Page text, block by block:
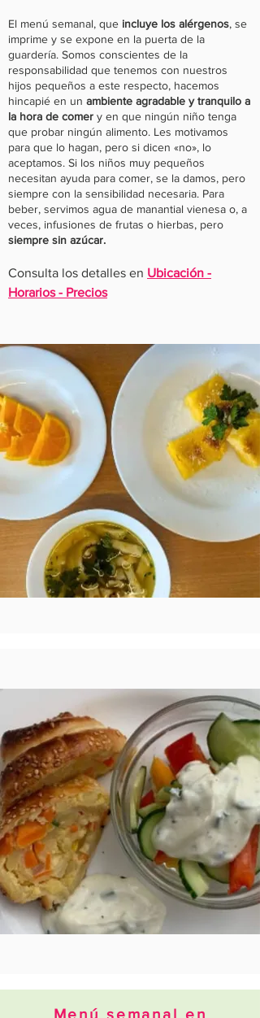
El menú semanal, que incluye los alérgenos, se
imprime y se expone en la puerta de la
guardería. Somos conscientes de la
responsabilidad que tenemos con nuestros
hijos pequeños a este respecto, hacemos
hincapié en un ambiente agradable y tranquilo a
la hora de comer y en que ningún niño tenga
que probar ningún alimento. Les motivamos
para que lo hagan, pero si dicen «no», lo
aceptamos. Si los niños muy pequeños
necesitan ayuda para comer, se la damos, pero
siempre con la sensibilidad necesaria. Para
beber, servimos agua de manantial vienesa o, a
veces, infusiones de frutas o hierbas, pero
siempre sin azúcar.
Consulta los detalles en Ubicación -
Horarios - Precios
Menú semanal en